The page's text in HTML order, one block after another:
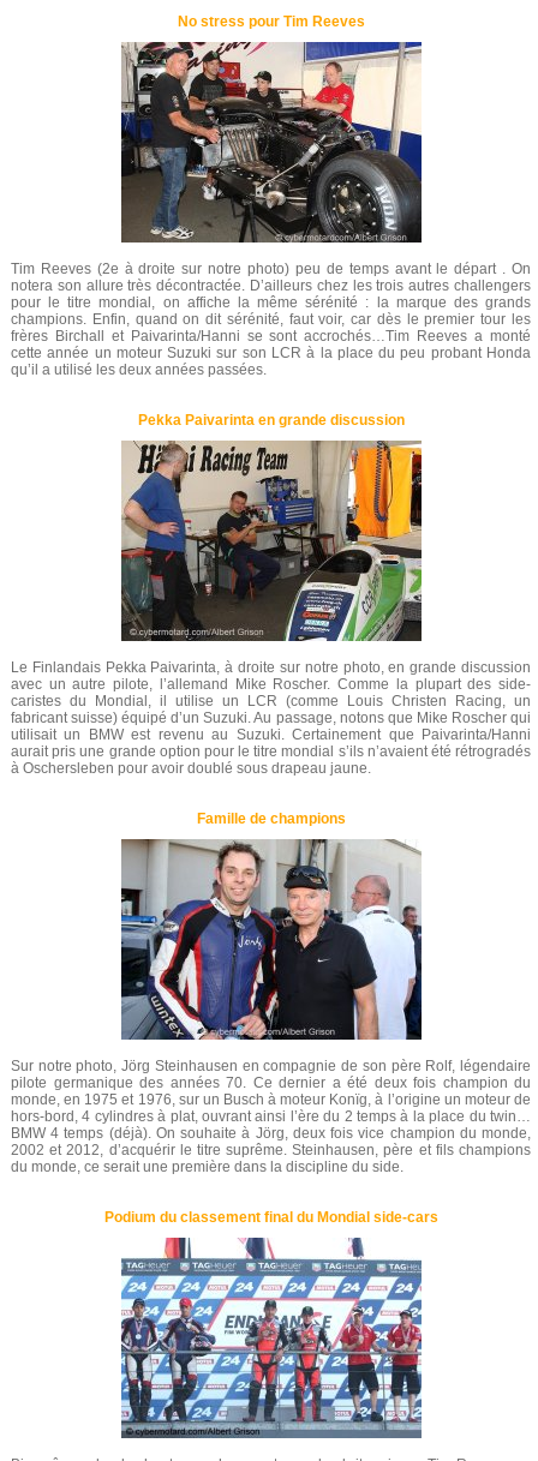
No stress pour Tim Reeves
Tim Reeves (2e à droite sur notre photo) peu de temps avant le départ . On
notera son allure très décontractée. D’ailleurs chez les trois autres challengers
pour le titre mondial, on affiche la même sérénité : la marque des grands
champions. Enfin, quand on dit sérénité, faut voir, car dès le premier tour les
frères Birchall et Paivarinta/Hanni se sont accrochés…Tim Reeves a monté
cette année un moteur Suzuki sur son LCR à la place du peu probant Honda
qu’il a utilisé les deux années passées.
Pekka Paivarinta en grande discussion
Le Finlandais Pekka Paivarinta, à droite sur notre photo, en grande discussion
avec un autre pilote, l’allemand Mike Roscher. Comme la plupart des side-
caristes du Mondial, il utilise un LCR (comme Louis Christen Racing, un
fabricant suisse) équipé d’un Suzuki. Au passage, notons que Mike Roscher qui
utilisait un BMW est revenu au Suzuki. Certainement que Paivarinta/Hanni
aurait pris une grande option pour le titre mondial s’ils n’avaient été rétrogradés
à Oschersleben pour avoir doublé sous drapeau jaune.
Famille de champions
Sur notre photo, Jörg Steinhausen en compagnie de son père Rolf, légendaire
pilote germanique des années 70. Ce dernier a été deux fois champion du
monde, en 1975 et 1976, sur un Busch à moteur Konïg, à l’origine un moteur de
hors-bord, 4 cylindres à plat, ouvrant ainsi l’ère du 2 temps à la place du twin…
BMW 4 temps (déjà). On souhaite à Jörg, deux fois vice champion du monde,
2002 et 2012, d’acquérir le titre suprême. Steinhausen, père et fils champions
du monde, ce serait une première dans la discipline du side.
Podium du classement final du Mondial side-cars